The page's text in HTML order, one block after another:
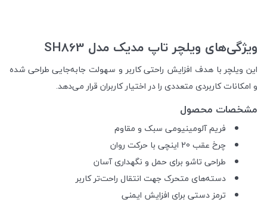
ویژگی‌های ویلچر تاپ مدیک مدل SH863
این ویلچر با هدف افزایش راحتی کاربر و سهولت جابه‌جایی طراحی شده
و امکانات کاربردی متعددی را در اختیار کاربران قرار می‌دهد.
مشخصات محصول
فریم آلومینیومی سبک و مقاوم
چرخ عقب 20 اینچی با حرکت روان
طراحی تاشو برای حمل و نگهداری آسان
دسته‌های متحرک جهت انتقال راحت‌تر کاربر
ترمز دستی برای افزایش ایمنی